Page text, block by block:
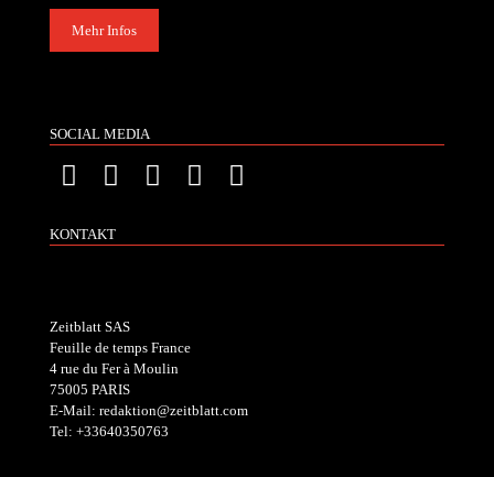
Mehr Infos
SOCIAL MEDIA
KONTAKT
Zeitblatt SAS
Feuille de temps France
4 rue du Fer à Moulin
75005 PARIS
E-Mail: redaktion@zeitblatt.com
Tel: +33640350763